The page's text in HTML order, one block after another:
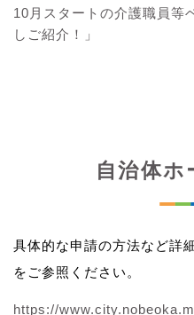
10月スタートの介護職員等
しご紹介！」
自治体ホ
具体的な申請の方法など詳
をご参照ください。
https://